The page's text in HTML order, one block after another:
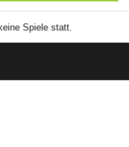
Spiele statt.